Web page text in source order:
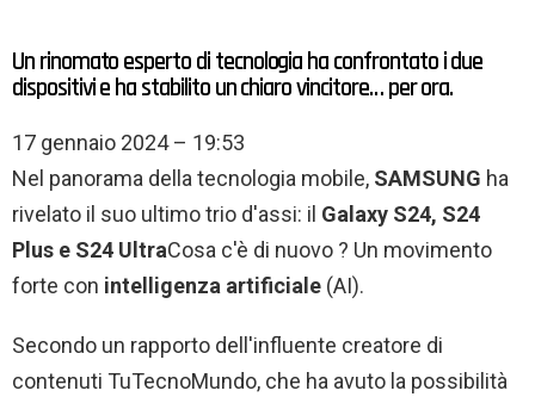
Un rinomato esperto di tecnologia ha confrontato i due
dispositivi e ha stabilito un chiaro vincitore… per ora.
17 gennaio 2024 – 19:53
Nel panorama della tecnologia mobile, SAMSUNG ha
rivelato il suo ultimo trio d'assi: il Galaxy S24, S24
Plus e S24 UltraCosa c'è di nuovo ? Un movimento
forte con intelligenza artificiale (AI).
Secondo un rapporto dell'influente creatore di
contenuti TuTecnoMundo, che ha avuto la possibilità